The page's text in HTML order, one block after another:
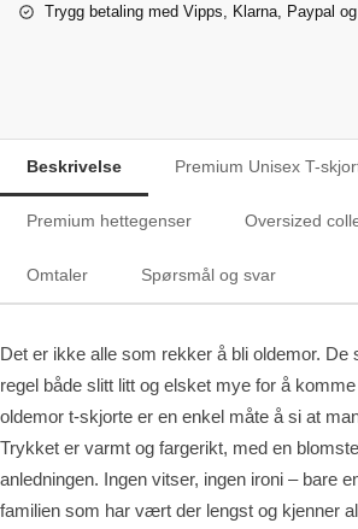
Trygg betaling med Vipps, Klarna, Paypal
Beskrivelse Premium Unisex T-
Premium hettegenser Oversized
Omtaler Spørsmål og svar
Det er ikke alle som rekker å bli oldemor. De
regel både slitt litt og elsket mye for å
oldemor t-skjorte er en enkel måte å si at
Trykket er varmt og fargerikt, med en
anledningen. Ingen vitser, ingen ironi – bare
familien som har vært der lengst og kjenner